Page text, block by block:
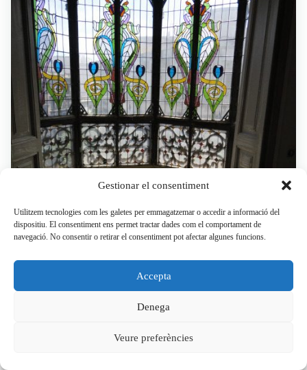
Gestionar el consentiment
Utilitzem tecnologies com les galetes per emmagatzemar o accedir a informació del
dispositiu. El consentiment ens permet tractar dades com el comportament de
navegació. No consentir o retirar el consentiment pot afectar algunes funcions.
Accepta
Denega
Veure preferències
Especialistes en paviments: recuperació, protecció i acabat
de terres amb caràcter.